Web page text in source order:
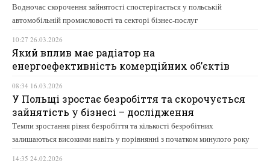
Водночас скорочення зайнятості спостерігається у польській
автомобільній промисловості та секторі бізнес-послуг
10:27 26.03.2026
Який вплив має радіатор на
енергоефективність комерційних об’єктів
08:34 16.03.2026
У Польщі зростає безробіття та скорочується
зайнятість у бізнесі – дослідження
Темпи зростання рівня безробіття та кількості безробітних
залишаються високими навіть у порівнянні з початком минулого року
14:35 24.02.2026